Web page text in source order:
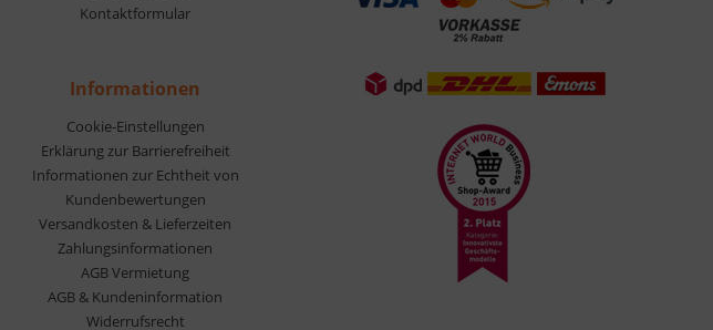
Kontaktformular
Informationen
Cookie-Einstellungen
Erklärung zur Barrierefreiheit
Informationen zur Echtheit von
Kundenbewertungen
Versandkosten & Lieferzeiten
Zahlungsinformationen
AGB Vermietung
AGB & Kundeninformation
Widerrufsrecht